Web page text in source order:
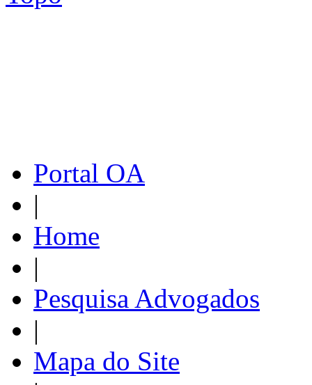
Portal OA
|
Home
|
Pesquisa Advogados
|
Mapa do Site